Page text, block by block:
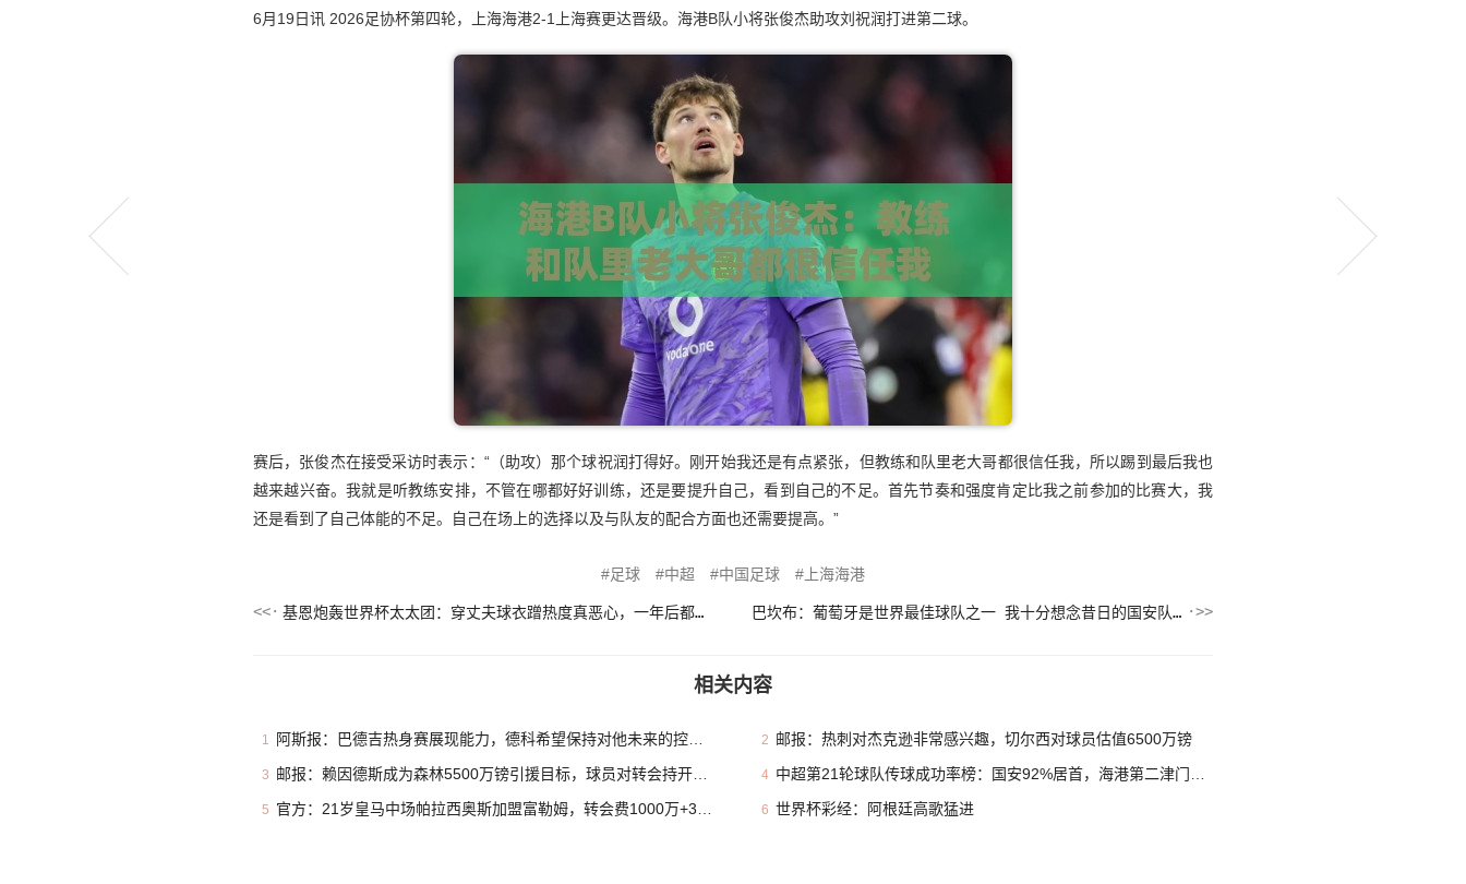
6月19日讯 2026足协杯第四轮，上海海港2-1上海赛更达晋级。海港B队小将张俊杰助攻刘祝润打进第二球。
赛后，张俊杰在接受采访时表示：“（助攻）那个球祝润打得好。刚开始我还是有点紧张，但教练和队里老大哥都很信任我，所以踢到最后我也
越来越兴奋。我就是听教练安排，不管在哪都好好训练，还是要提升自己，看到自己的不足。首先节奏和强度肯定比我之前参加的比赛大，我
还是看到了自己体能的不足。自己在场上的选择以及与队友的配合方面也还需要提高。”
足球 中超 中国足球 上海海港
基恩炮轰世界杯太太团：穿丈夫球衣蹭热度真恶心，一年后都离婚了 巴坎布：葡萄牙是世界最佳球队之一 我十分想念昔日的国安队友
相关内容
1 阿斯报：巴德吉热身赛展现能力，德科希望保持对他未来的控制权 2 邮报：热刺对杰克逊非常感兴趣，切尔西对球员估值6500万镑
3 邮报：赖因德斯成为森林5500万镑引援目标，球员对转会持开放态度 4 中超第21轮球队传球成功率榜：国安92%居首，海港第二津门虎第三
5 官方：21岁皇马中场帕拉西奥斯加盟富勒姆，转会费1000万+30%二转 6 世界杯彩经：阿根廷高歌猛进